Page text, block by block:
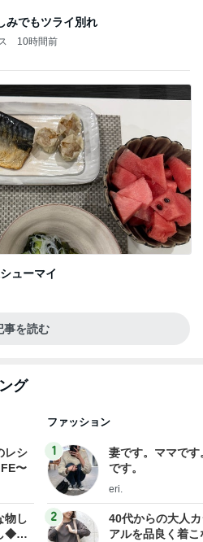
みでもツライ別れ
10時間前
ューマイ
事を読む
グ
レシ
〜
物し
◆Ke
ファッション
1
妻です。ママです
です。
eri.
2
40代からの大人
アルを品良く着こ